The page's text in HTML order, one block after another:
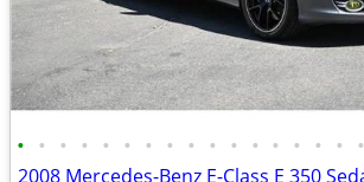
• • • • • • • • • • • • • • • • •